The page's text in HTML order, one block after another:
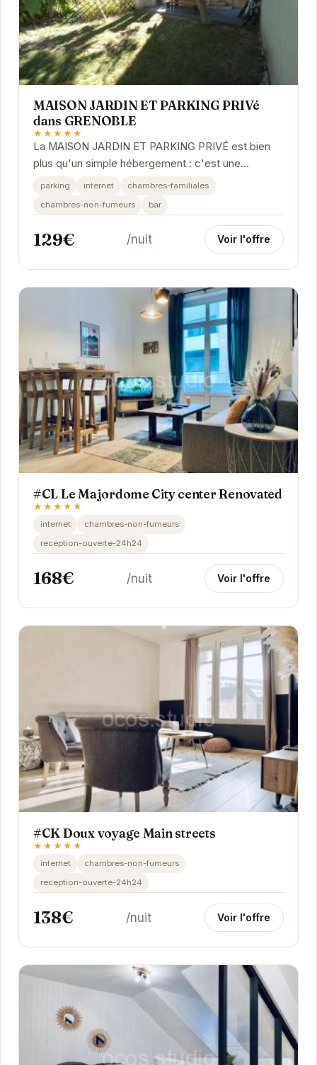
MAISON JARDIN ET PARKING PRIVé
dans GRENOBLE
★★★★★
La MAISON JARDIN ET PARKING PRIVÉ est bien
plus qu'un simple hébergement : c'est une
expérience. Le jardin privé offre un espace de
parking internet
chambres-familiales
chambres-non-fumeurs
bar
129€ /nuit Voir l'offre
#CL Le Majordome City center Renovated
★★★★★
internet
chambres-non-fumeurs
reception-ouverte-24h24
168€ /nuit Voir l'offre
#CK Doux voyage Main streets
★★★★★
internet
chambres-non-fumeurs
reception-ouverte-24h24
138€ /nuit Voir l'offre